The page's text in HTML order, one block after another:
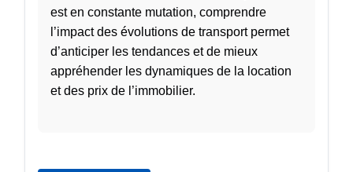
est en constante mutation, comprendre
l’impact des évolutions de transport permet
d’anticiper les tendances et de mieux
appréhender les dynamiques de la location
et des prix de l’immobilier.